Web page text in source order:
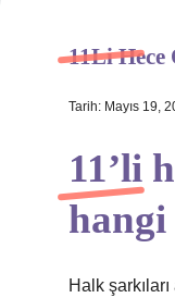
Hakkımızda
11Li Hece
Tarih: Mayıs 19,
11’li
hangi
Halk